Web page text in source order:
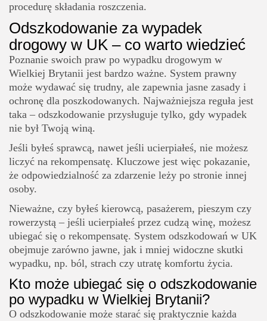
procedurę składania roszczenia.
Odszkodowanie za wypadek
drogowy w UK – co warto wiedzieć
Poznanie swoich praw po wypadku drogowym w
Wielkiej Brytanii jest bardzo ważne. System prawny
może wydawać się trudny, ale zapewnia jasne zasady i
ochronę dla poszkodowanych. Najważniejsza reguła jest
taka – odszkodowanie przysługuje tylko, gdy wypadek
nie był Twoją winą.
Jeśli byłeś sprawcą, nawet jeśli ucierpiałeś, nie możesz
liczyć na rekompensatę. Kluczowe jest więc pokazanie,
że odpowiedzialność za zdarzenie leży po stronie innej
osoby.
Nieważne, czy byłeś kierowcą, pasażerem, pieszym czy
rowerzystą – jeśli ucierpiałeś przez cudzą winę, możesz
ubiegać się o rekompensatę. System odszkodowań w UK
obejmuje zarówno jawne, jak i mniej widoczne skutki
wypadku, np. ból, strach czy utratę komfortu życia.
Kto może ubiegać się o odszkodowanie
po wypadku w Wielkiej Brytanii?
O odszkodowanie może starać się praktycznie każda